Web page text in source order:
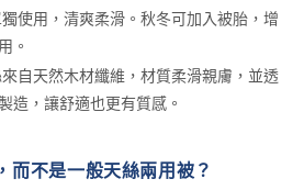
使用，清爽柔滑。秋冬可加入被胎，增
。
來自天然木材纖維，材質柔滑親膚，並透
造，讓舒適也更有質感。
而不是一般天絲兩用被？